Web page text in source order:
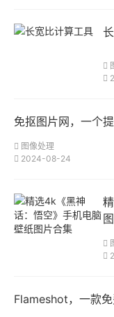
免抠图片网，一个
图像处理
2024-08-24
Flameshot，一款